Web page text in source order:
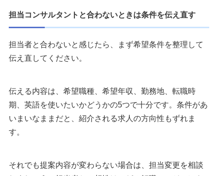
担当コンサルタントと合わないときは条件を伝え直す
担当者と合わないと感じたら、まず希望条件を整理して
伝え直してください。
伝える内容は、希望職種、希望年収、勤務地、転職時
期、英語を使いたいかどうかの5つで十分です。条件があ
いまいなままだと、紹介される求人の方向性もずれま
す。
それでも提案内容が変わらない場合は、担当変更を相談